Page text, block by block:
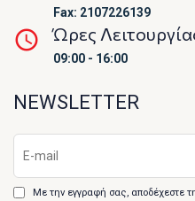
Fax: 2107226139
Ώρες
09:00 - 16:00
NEWSLETTER
Με την εγγραφή σας, αποδέχεστε